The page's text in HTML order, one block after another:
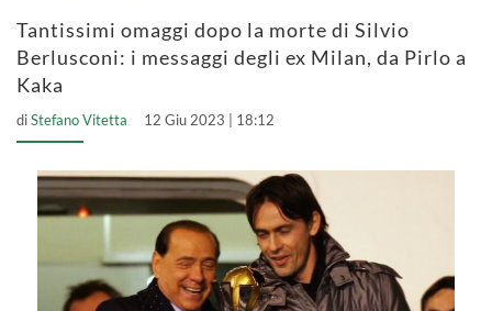
Tantissimi omaggi dopo la morte di Silvio
Berlusconi: i messaggi degli ex Milan, da Pirlo a
Kaka
diStefano Vitetta 12 Giu 2023 | 18:12